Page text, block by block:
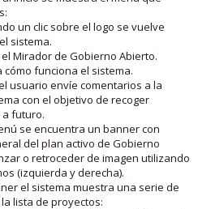
un clic sobre el logo se vuelve
sistema.
Mirador de Gobierno Abierto.
cómo funciona el sistema.
usuario envíe comentarios a la
con el objetivo de recoger
futuro.
se encuentra un banner con
del plan activo de Gobierno
o retroceder de imagen utilizando
(izquierda y derecha).
el sistema muestra una serie de
lista de proyectos: